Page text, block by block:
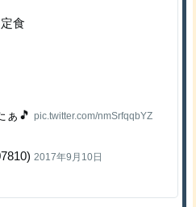
食
ぁ🎵pic.twitter.com/nmSrfqqbYZ
2017年9月10日